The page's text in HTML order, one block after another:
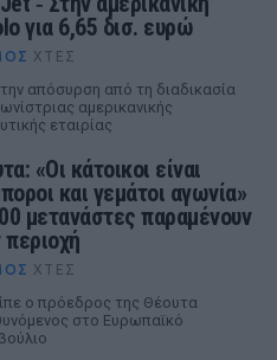
για 6,65 δισ. ευρώ
ΧΤΕΣ
απόσυρση από τη διαδικασία
αμερικανικής
εταιρίας
«Οι κάτοικοι είναι
και γεμάτοι αγωνία»
μετανάστες παραμένουν
περιοχή
ΧΤΕΣ
ο πρόεδρος της Θέουτα
στο Ευρωπαϊκό